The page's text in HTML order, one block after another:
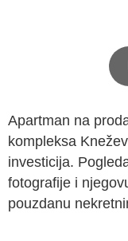
Apartman na
kompleksa
investicija.
fotografije i
pouzdanu